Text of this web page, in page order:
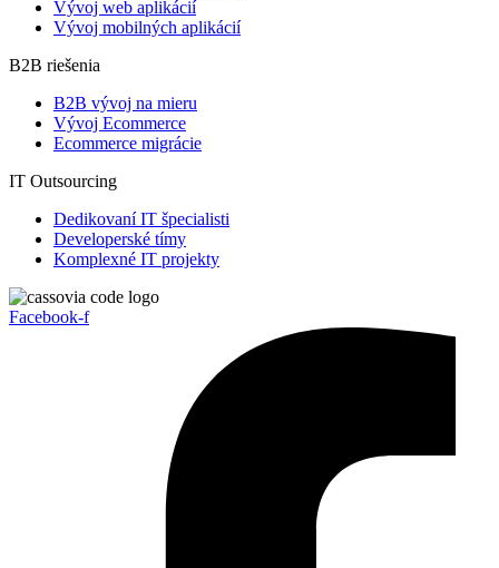
Vývoj web aplikácií
Vývoj mobilných aplikácií
B2B riešenia
B2B vývoj na mieru
Vývoj Ecommerce
Ecommerce migrácie
IT Outsourcing
Dedikovaní IT špecialisti
Developerské tímy
Komplexné IT projekty
Facebook-f